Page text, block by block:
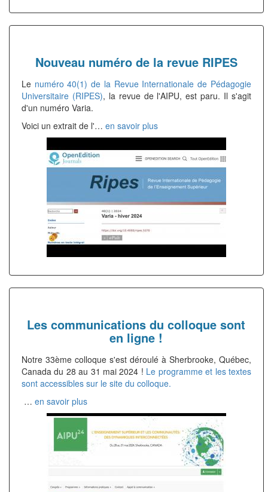
Nouveau numéro de la revue RIPES
Le numéro 40(1) de la Revue Internationale de Pédagogie
Universitaire (RIPES), la revue de l'AIPU, est paru. Il s'agit
d'un numéro Varia.
Voici un extrait de l'… en savoir plus
Les communications du colloque sont
en ligne !
Notre 33ème colloque s'est déroulé à Sherbrooke, Québec,
Canada du 28 au 31 mai 2024 ! Le programme et les textes
sont accessibles sur le site du colloque.
… en savoir plus